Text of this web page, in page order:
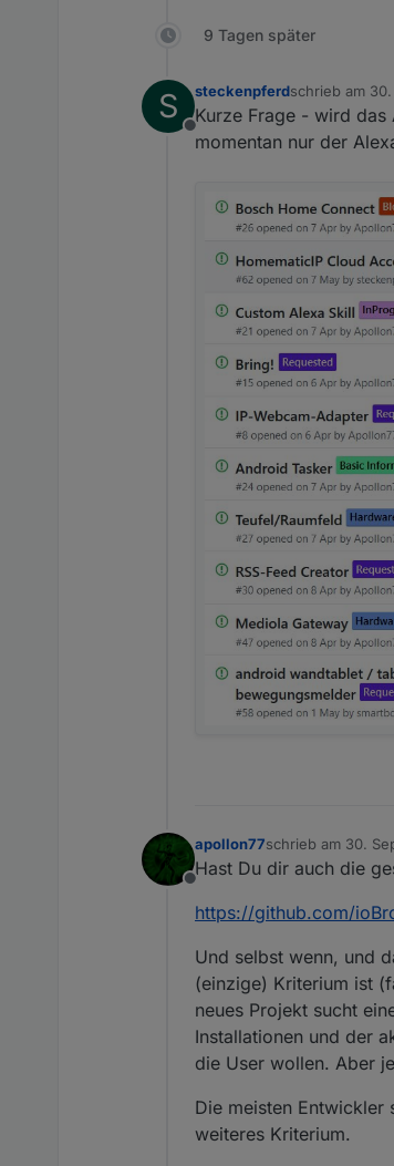
9 Tagen später
S
Offline
steckenpferdschrieb am
zuletzt editiert
Kurze Frage - wird das
momentan nur der
Offline
apollon77schrieb am 30.
zuletzt editiert von
Hast Du dir auch die
https://github.com/
Und selbst wenn, und
(einzige) Kriterium ist
neues Projekt sucht
Installationen und der
die User wollen. Aber
Die meisten Entwickler
weiteres Kriterium.